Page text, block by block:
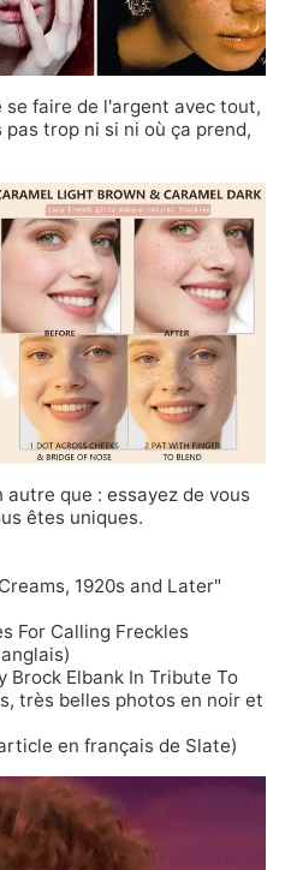
se faire de l'argent avec tout,
trop ni si ni où ça prend,
que : essayez de vous
êtes uniques.
1920s and Later"
For Calling Freckles
Brock Elbank In Tribute To
très belles photos en noir et
en français de Slate)